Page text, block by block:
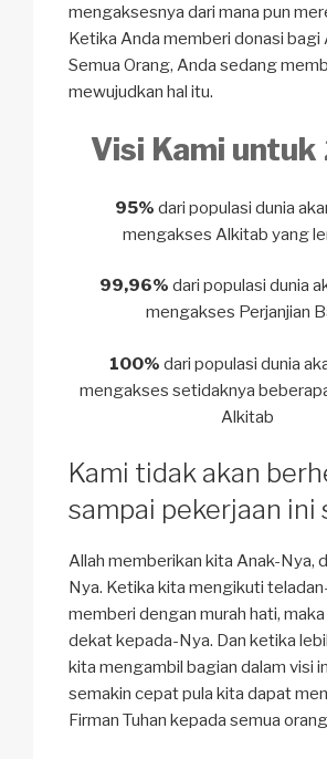
mengaksesnya dari mana pun
Ketika Anda memberi donasi bagi
Semua Orang, Anda sedang
mewujudkan hal itu.
Visi Kami
95% dari populasi dunia
mengakses Alkitab yang
99,96% dari populasi dunia
mengakses Perjanjian
100% dari populasi dunia
mengakses setidaknya
Alkitab
Kami tidak akan
sampai pekerjaan ini
Allah memberikan kita Anak-Nya,
Nya. Ketika kita mengikuti
memberi dengan murah hati,
dekat kepada-Nya. Dan ketika
kita mengambil bagian dalam visi
semakin cepat pula kita dapat
Firman Tuhan kepada semua